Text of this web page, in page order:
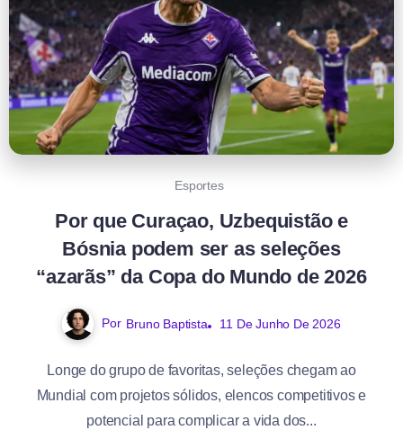
Esportes
Por que Curaçao, Uzbequistão e
Bósnia podem ser as seleções
“azarãs” da Copa do Mundo de 2026
Por Bruno Baptista 11 De Junho De 2026
Longe do grupo de favoritas, seleções chegam ao
Mundial com projetos sólidos, elencos competitivos e
potencial para complicar a vida dos...